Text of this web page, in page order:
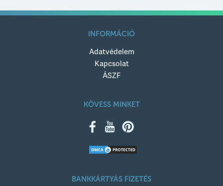
INFORMÁCIÓ
Adatvédelem
Kapcsolat
ÁSZF
KÖVESS MINKET
BANKKÁRTYÁS FIZETÉS